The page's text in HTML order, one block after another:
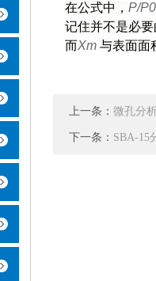
在公式中， P/
记住并不是必要
而Xm 与表面面
上一条： 微孔分
下一条： SBA-15